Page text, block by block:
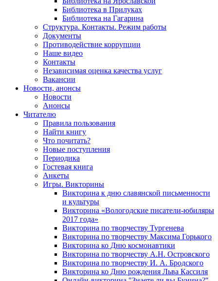
Библиотека в Прилуках
Библиотека на Гагарина
Структура. Контакты. Режим работы
Документы
Противодействие коррупции
Наше видео
Контакты
Независимая оценка качества услуг
Вакансии
Новости, анонсы
Новости
Анонсы
Читателю
Правила пользования
Найти книгу
Что почитать?
Новые поступления
Периодика
Гостевая книга
Анкеты
Игры. Викторины
Викторина к дню славянской письменности
и культуры
Викторина «Вологодские писатели-юбиляры
2017 года»
Викторина по творчеству Тургенева
Викторина по творчеству Максима Горького
Викторина ко Дню космонавтики
Викторина по творчеству А.Н. Островского
Викторина по творчеству И. А. Бродского
Викторина ко Дню рождения Льва Кассиля